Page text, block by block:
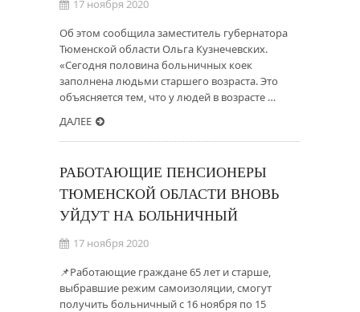
17 ноября 2020
Об этом сообщила заместитель губернатора
Тюменской области Ольга Кузнечевских.
«Сегодня половина больничных коек
заполнена людьми старшего возраста. Это
объясняется тем, что у людей в возрасте …
ДАЛЕЕ
РАБОТАЮЩИЕ ПЕНСИОНЕРЫ
ТЮМЕНСКОЙ ОБЛАСТИ ВНОВЬ
УЙДУТ НА БОЛЬНИЧНЫЙ
17 ноября 2020
📌Работающие граждане 65 лет и старше,
выбравшие режим самоизоляции, смогут
получить больничный с 16 ноября по 15